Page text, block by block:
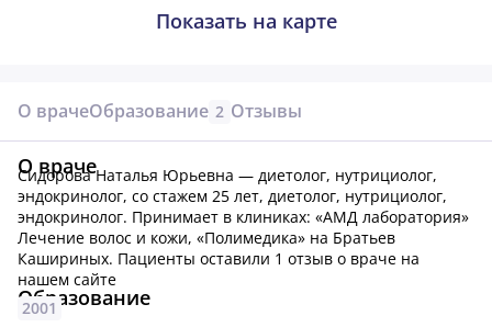
Показать на карте
О врачеОбразование 2 Отзывы
О враче
Сидорова Наталья Юрьевна — диетолог, нутрициолог,
эндокринолог, со стажем 25 лет, диетолог, нутрициолог,
эндокринолог. Принимает в клиниках: «АМД лаборатория»
Лечение волос и кожи, «Полимедика» на Братьев
Кашириных. Пациенты оставили 1 отзыв о враче на
нашем сайте
Образование
2001